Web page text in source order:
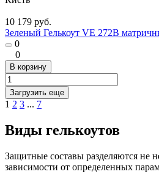
10 179 руб.
Зеленый Гелькоут VE 272B
0
0
В корзину
Загрузить еще
1 2 3 ... 7
Виды гелькоутов
Защитные составы разделяются не
зависимости от определенных